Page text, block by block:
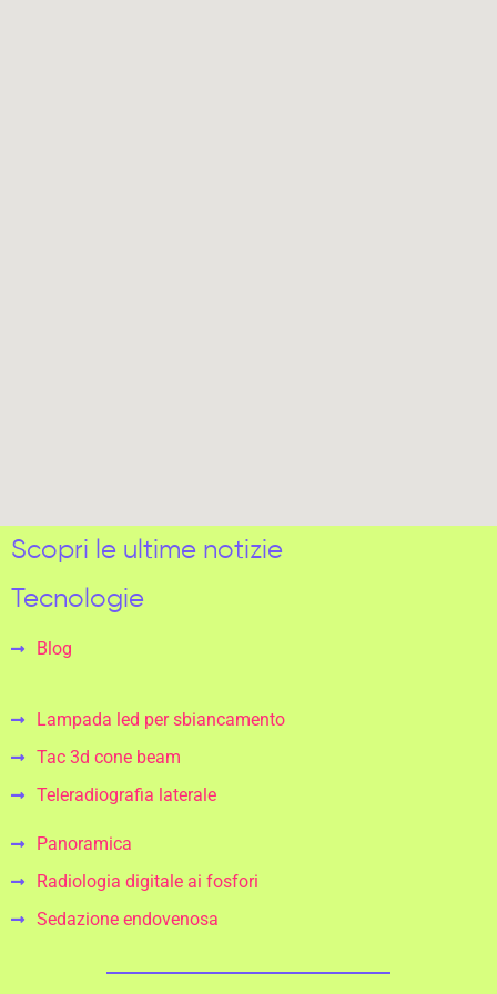
Scopri le ultime notizie
Tecnologie
Blog
Lampada led per sbiancamento
Tac 3d cone beam
Teleradiografia laterale
Panoramica
Radiologia digitale ai fosfori
Sedazione endovenosa